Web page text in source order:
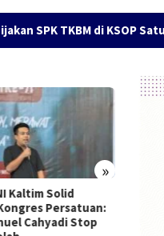
SPK TKBM di KSOP Satui
»
Kaltim Solid
Persatuan:
Cahyadi Stop